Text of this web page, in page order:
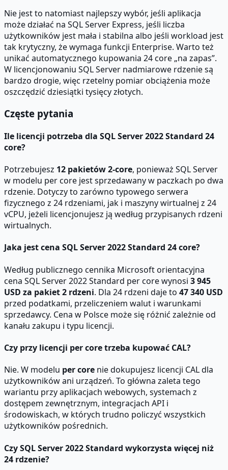
Nie jest to natomiast najlepszy wybór, jeśli aplikacja
może działać na SQL Server Express, jeśli liczba
użytkowników jest mała i stabilna albo jeśli workload jest
tak krytyczny, że wymaga funkcji Enterprise. Warto też
unikać automatycznego kupowania 24 core „na zapas”.
W licencjonowaniu SQL Server nadmiarowe rdzenie są
bardzo drogie, więc rzetelny pomiar obciążenia może
oszczędzić dziesiątki tysięcy złotych.
Częste pytania
Ile licencji potrzeba dla SQL Server 2022 Standard 24
core?
Potrzebujesz 12 pakietów 2-core, ponieważ SQL Server
w modelu per core jest sprzedawany w paczkach po dwa
rdzenie. Dotyczy to zarówno typowego serwera
fizycznego z 24 rdzeniami, jak i maszyny wirtualnej z 24
vCPU, jeżeli licencjonujesz ją według przypisanych rdzeni
wirtualnych.
Jaka jest cena SQL Server 2022 Standard 24 core?
Według publicznego cennika Microsoft orientacyjna
cena SQL Server 2022 Standard per core wynosi 3 945
USD za pakiet 2 rdzeni. Dla 24 rdzeni daje to 47 340 USD
przed podatkami, przeliczeniem walut i warunkami
sprzedawcy. Cena w Polsce może się różnić zależnie od
kanału zakupu i typu licencji.
Czy przy licencji per core trzeba kupować CAL?
Nie. W modelu per core nie dokupujesz licencji CAL dla
użytkowników ani urządzeń. To główna zaleta tego
wariantu przy aplikacjach webowych, systemach z
dostępem zewnętrznym, integracjach API i
środowiskach, w których trudno policzyć wszystkich
użytkowników pośrednich.
Czy SQL Server 2022 Standard wykorzysta więcej niż
24 rdzenie?